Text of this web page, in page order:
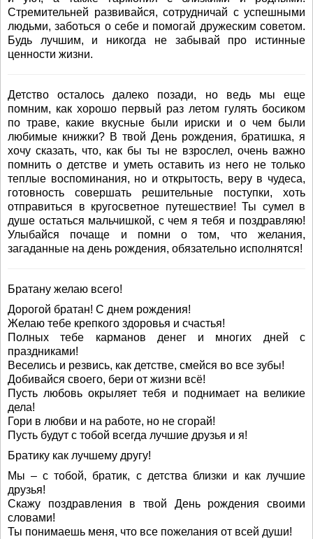
Стремительней развивайся, сотрудничай с успешными
людьми, заботься о себе и помогай дружеским советом.
Будь лучшим, и никогда не забывай про истинные
ценности жизни.
Детство осталось далеко позади, но ведь мы еще
помним, как хорошо первый раз летом гулять босиком
по траве, какие вкусные были ириски и о чем были
любимые книжки? В твой День рождения, братишка, я
хочу сказать, что, как бы ты не взрослел, очень важно
помнить о детстве и уметь оставить из него не только
теплые воспоминания, но и открытость, веру в чудеса,
готовность совершать решительные поступки, хоть
отправиться в кругосветное путешествие! Ты сумел в
душе остаться мальчишкой, с чем я тебя и поздравляю!
Улыбайся почаще и помни о том, что желания,
загаданные на день рождения, обязательно исполнятся!
Братану желаю всего!
Дорогой братан! С днем рождения!
Желаю тебе крепкого здоровья и счастья!
Полных тебе карманов денег и многих дней с
праздниками!
Веселись и резвись, как детстве, смейся во все зубы!
Добивайся своего, бери от жизни всё!
Пусть любовь окрыляет тебя и поднимает на великие
дела!
Гори в любви и на работе, но не сгорай!
Пусть будут с тобой всегда лучшие друзья и я!
Братику как лучшему другу!
Мы – с тобой, братик, с детства близки и как лучшие
друзья!
Скажу поздравления в твой День рождения своими
словами!
Ты понимаешь меня, что все пожелания от всей души!